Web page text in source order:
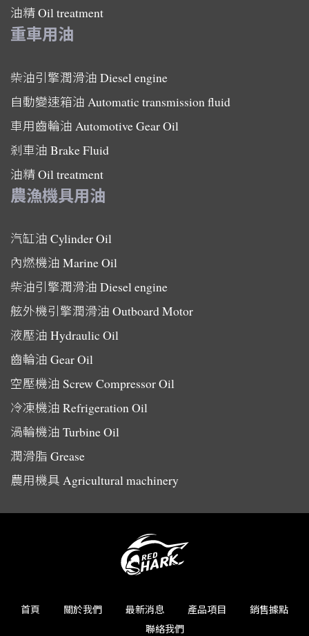
油精Oil treatment
重車用油
柴油引擎潤滑油 Diesel engine
自動變速箱油 Automatic transmission fluid
車用齒輪油 Automotive Gear Oil
剎車油 Brake Fluid
油精Oil treatment
農漁機具用油
汽缸油 Cylinder Oil
內燃機油 Marine Oil
柴油引擎潤滑油 Diesel engine
舷外機引擎潤滑油 Outboard Motor
液壓油 Hydraulic Oil
齒輪油 Gear Oil
空壓機油 Screw Compressor Oil
冷凍機油 Refrigeration Oil
渦輪機油 Turbine Oil
潤滑脂 Grease
農用機具 Agricultural machinery
首頁 關於我們 最新消息 產品項目
銷售據點
聯絡我們